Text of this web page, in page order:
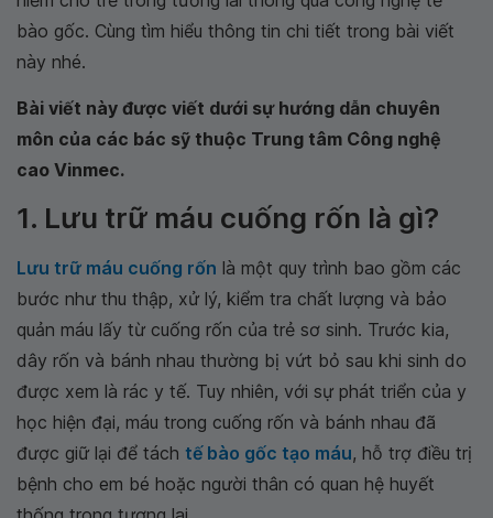
bào gốc. Cùng tìm hiểu thông tin chi tiết trong bài viết
này nhé.
Bài viết này được viết dưới sự hướng dẫn chuyên
môn của các bác sỹ thuộc Trung tâm Công nghệ
cao Vinmec.
1. Lưu trữ máu cuống rốn là gì?
Lưu trữ máu cuống rốn là một quy trình bao gồm các
bước như thu thập, xử lý, kiểm tra chất lượng và bảo
quản máu lấy từ cuống rốn của trẻ sơ sinh. Trước kia,
dây rốn và bánh nhau thường bị vứt bỏ sau khi sinh do
được xem là rác y tế. Tuy nhiên, với sự phát triển của y
học hiện đại, máu trong cuống rốn và bánh nhau đã
được giữ lại để tách tế bào gốc tạo máu, hỗ trợ điều trị
bệnh cho em bé hoặc người thân có quan hệ huyết